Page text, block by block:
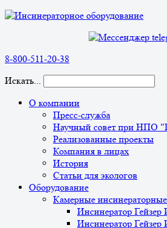
8-800-511-20-38
Искать...
О компании
Пресс-служба
Научный совет при НПО
Реализованные проекты
Компания в лицах
История
Статьи для экологов
Оборудование
Камерные
Инсинератор
Инсинератор